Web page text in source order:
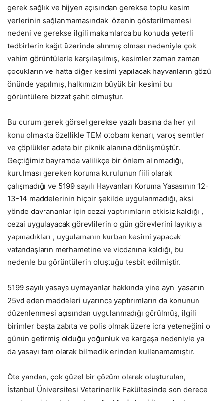
gerek sağlık ve hijyen açısından gerekse toplu kesim
yerlerinin sağlanmamasındaki özenin gösterilmemesi
nedeni ve gerekse ilgili makamlarca bu konuda yeterli
tedbirlerin kağıt üzerinde alınmış olması nedeniyle çok
vahim görüntülerle karşılaşılmış, kesimler zaman zaman
çocukların ve hatta diğer kesimi yapılacak hayvanların gözü
önünde yapılmış, halkımızın büyük bir kesimi bu
görüntülere bizzat şahit olmuştur.
Bu durum gerek görsel gerekse yazılı basına da her yıl
konu olmakta özellikle TEM otobanı kenarı, varoş semtler
ve çöplükler adeta bir piknik alanına dönüşmüştür.
Geçtiğimiz bayramda valilikçe bir önlem alınmadığı,
kurulması gereken koruma kurulunun fiili olarak
çalışmadığı ve 5199 sayılı Hayvanları Koruma Yasasının 12-
13-14 maddelerinin hiçbir şekilde uygulanmadığı, aksi
yönde davrananlar için cezai yaptırımların etkisiz kaldığı ,
cezai uygulayacak görevlilerin o gün görevlerini layıkıyla
yapmadıkları , uygulamanın kurban kesimi yapacak
vatandaşların merhametine ve vicdanına kaldığı, bu
nedenle bu görüntülerin oluştuğu tesbit edilmiştir.
5199 sayılı yasaya uymayanlar hakkında yine aynı yasanın
25vd eden maddeleri uyarınca yaptırımların da konunun
düzenlenmesi açısından uygulanmadığı görülmüş, ilgili
birimler başta zabıta ve polis olmak üzere icra yeteneğini o
günün getirmiş olduğu yoğunluk ve kargaşa nedeniyle ya
da yasayı tam olarak bilmediklerinden kullanamamıştır.
Öte yandan, çok güzel bir çözüm olarak oluşturulan,
İstanbul Üniversitesi Veterinerlik Fakültesinde son derece